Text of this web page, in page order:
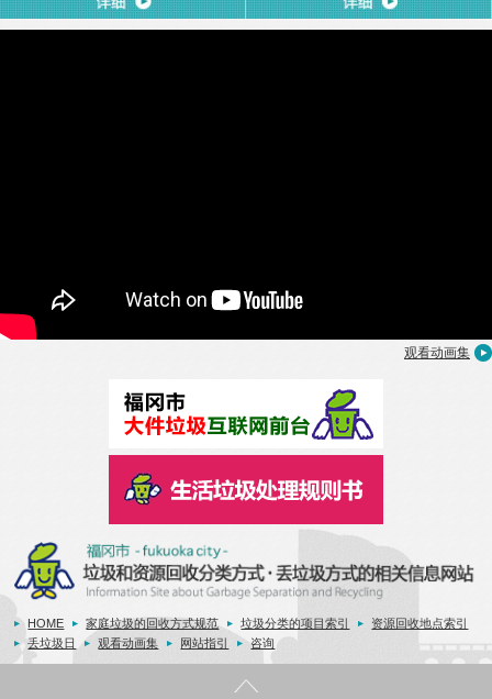
观看动画集
HOME 家庭垃圾的回收方式规范 垃圾分类的项目索引
资源回收地点索引
丢垃圾日
观看动画集 网站指引 咨询